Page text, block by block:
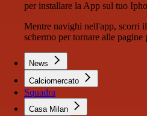
per installare la App sul tuo
Mentre navighi nell'app, scorri
schermo per tornare alle pagine
News
Calciomercato
Squadra
Casa Milan